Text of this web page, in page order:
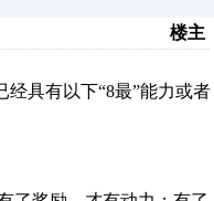
楼主
具有以下“8最”能力或者